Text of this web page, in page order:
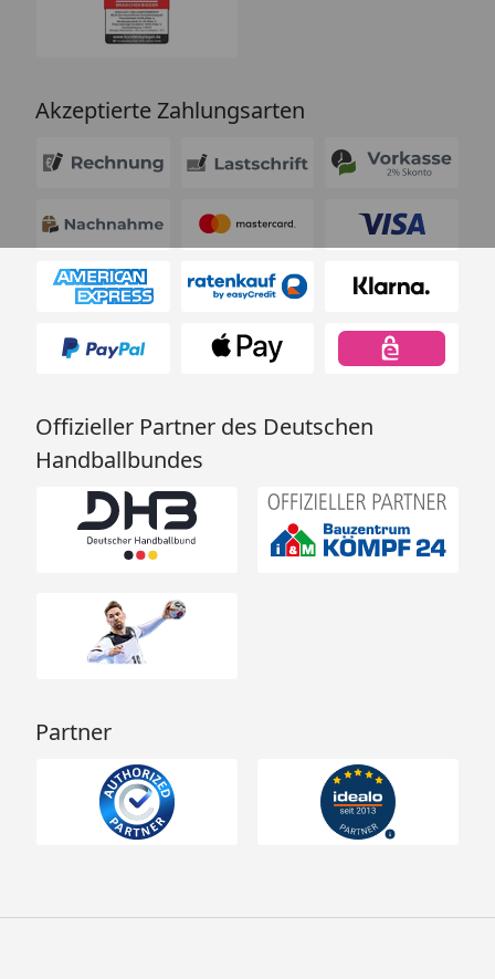
Akzeptierte Zahlungsarten
Offizieller Partner des Deutschen
Handballbundes
Partner